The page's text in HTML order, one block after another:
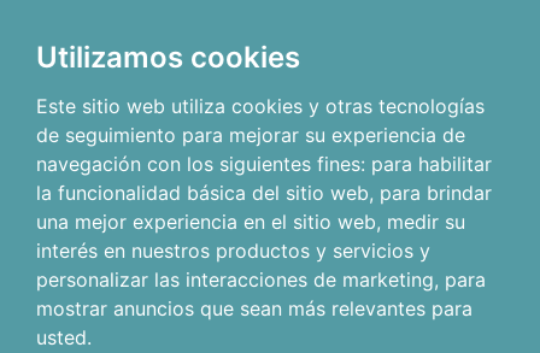
Utilizamos cookies
Este sitio web utiliza cookies y otras tecnologías
de seguimiento para mejorar su experiencia de
navegación con los siguientes fines: para habilitar
la funcionalidad básica del sitio web, para brindar
una mejor experiencia en el sitio web, medir su
interés en nuestros productos y servicios y
personalizar las interacciones de marketing, para
mostrar anuncios que sean más relevantes para
usted.